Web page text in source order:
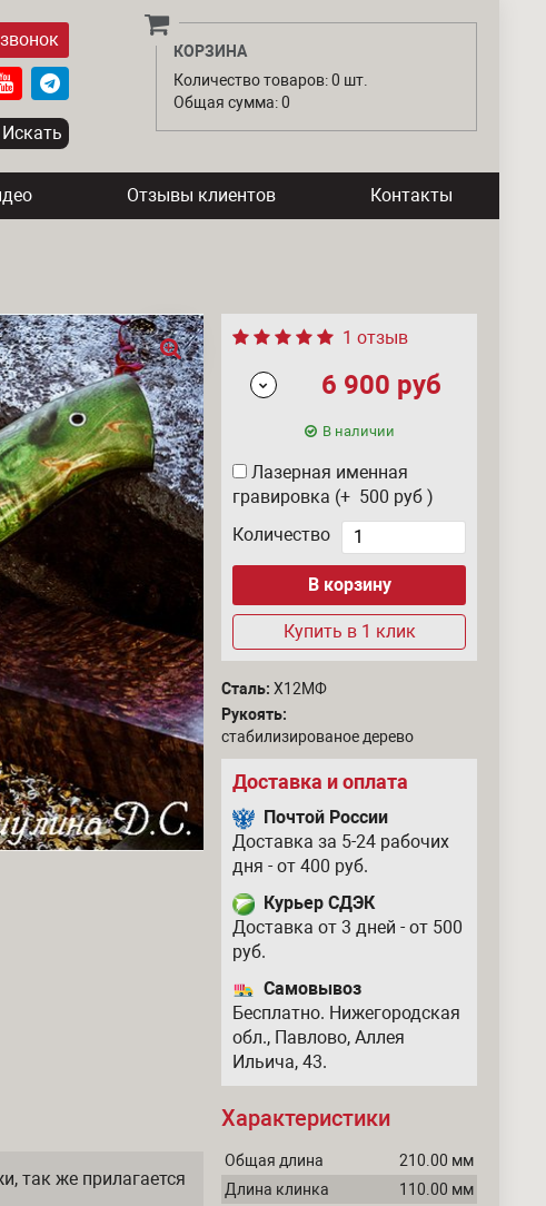
КОРЗИНА
Количество товаров: 0 шт.
Общая сумма: 0
Отзывы клиентов Контакты
1 отзыв
6 900 руб
В наличии
Лазерная именная
гравировка (+ 500 руб )
Количество
Купить в 1 клик
Сталь:Х12МФ
Рукоять:
стабилизированое дерево
Доставка и оплата
Почтой России
Доставка за 5-24 рабочих
дня - от 400 руб.
Курьер СДЭК
Доставка от 3 дней - от 500
руб.
Самовывоз
Бесплатно. Нижегородская
обл., Павлово, Аллея
Ильича, 43.
так же прилагается
Характеристики
Общая длина
210.00 мм
Длина клинка
110.00 мм